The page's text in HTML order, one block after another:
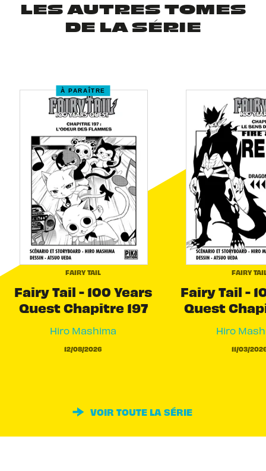
LES AUTRES TOMES
DE LA SÉRIE
À PARAÎTRE
FAIRY TAIL
Fairy Tail - 100 Years
Quest Chapitre 197
Hiro Mashima
12/08/2026
FAIRY
Fairy Tail -
Quest
Hiro
11/03/
VOIR TOUTE LA SÉRIE